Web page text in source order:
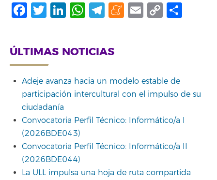
Facebook
Twitter
LinkedIn
WhatsApp
Telegram
Meneame
Email
Copy
ÚLTIMAS NOTICIAS
Adeje avanza hacia un modelo estable de
participación intercultural con el impulso de su
ciudadanía
Convocatoria Perfil Técnico: Informático/a I
(2026BDE043)
Convocatoria Perfil Técnico: Informático/a II
(2026BDE044)
La ULL impulsa una hoja de ruta compartida